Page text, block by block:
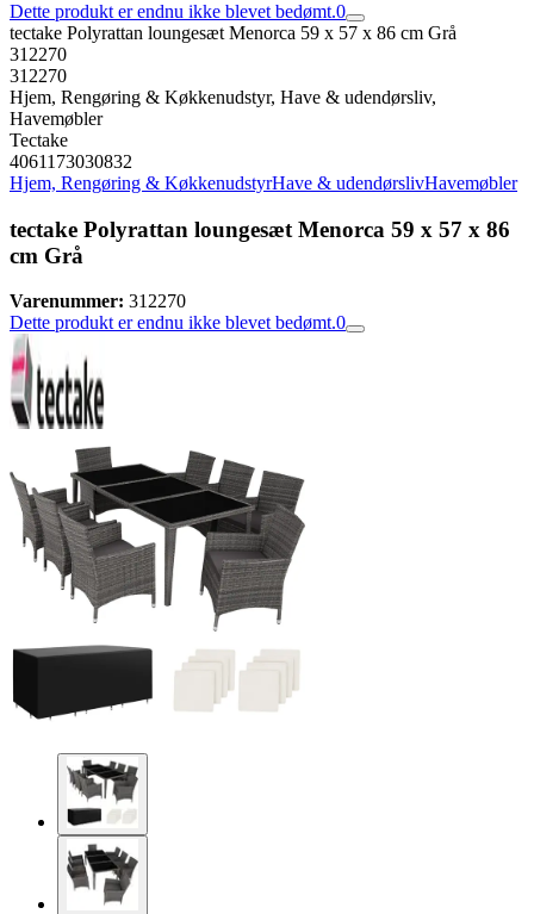
Dette produkt er endnu ikke blevet bedømt.0
tectake Polyrattan loungesæt Menorca 59 x 57 x 86 cm Grå
312270
312270
Hjem, Rengøring & Køkkenudstyr, Have & udendørsliv,
Havemøbler
Tectake
4061173030832
Hjem, Rengøring & KøkkenudstyrHave & udendørslivHavemøbler
tectake Polyrattan loungesæt Menorca 59 x 57 x 86
cm Grå
Varenummer: 312270
Dette produkt er endnu ikke blevet bedømt.0